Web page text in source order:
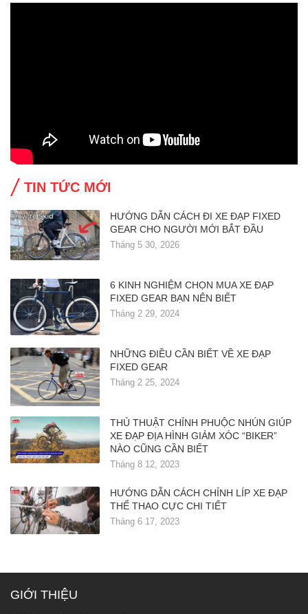
TIN TỨC MỚI
HƯỚNG DẪN CÁCH ĐI XE ĐẠP FIXED
GEAR CHO NGƯỜI MỚI BẮT ĐẦU
Tháng 5 30, 2026
6 KINH NGHIỆM CHỌN MUA XE ĐẠP
FIXED GEAR BẠN NÊN BIẾT
Tháng 2 29, 2024
NHỮNG ĐIỀU CẦN BIẾT VỀ XE ĐẠP
FIXED GEAR
Tháng 2 25, 2024
THỦ THUẬT CHỈNH PHUỘC NHÚN GIÚP
XE ĐẠP ĐỊA HÌNH GIẢM XÓC “BIKER”
NÀO CŨNG CẦN BIẾT
Tháng 8 12, 2023
HƯỚNG DẪN CÁCH CHỈNH LÍP XE ĐẠP
THỂ THAO CỰC CHI TIẾT
Tháng 6 17, 2023
GIỚI THIỆU